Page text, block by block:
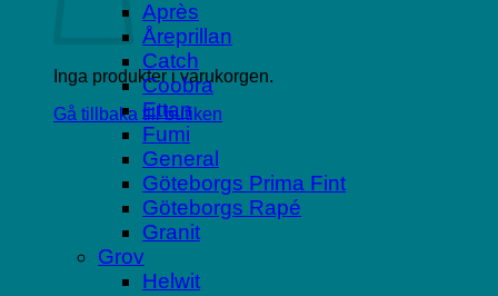
Inga produkter i varukorgen.
Gå tillbaka till butiken
Après
Åreprillan
Catch
Coobra
Ettan
Fumi
General
Göteborgs Prima Fint
Göteborgs Rapé
Granit
Grov
Helwit